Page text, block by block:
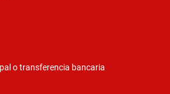
o transferencia bancaria